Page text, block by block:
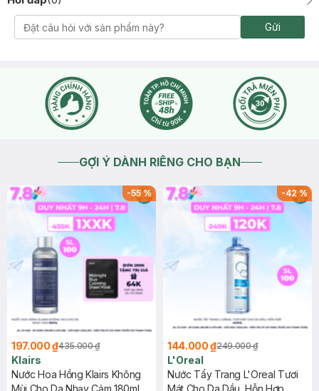
Gửi
GỢI Ý DÀNH RIÊNG CHO BẠN
-55%
197.000 ₫435.000 ₫
Klairs
Nước Hoa Hồng Klairs Không
Mùi Cho Da Nhạy Cảm 180ml
-42%
144.000 ₫249.000 ₫
L'Oreal
Nước Tẩy Trang L'Oreal Tươi
Mát Cho Da Dầu, Hỗn Hợp